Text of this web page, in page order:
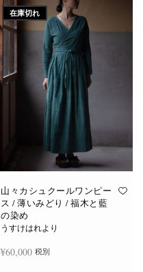
在庫切れ
山々カシュクールワンピー
ス / 薄いみどり / 福木と藍
の染め
うすけはれより
¥60,000 税別